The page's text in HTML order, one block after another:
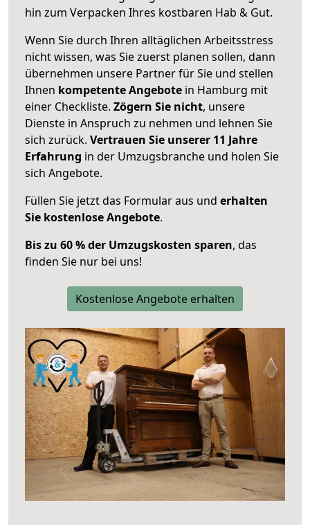
hin zum Verpacken Ihres kostbaren Hab & Gut.
Wenn Sie durch Ihren alltäglichen Arbeitsstress
nicht wissen, was Sie zuerst planen sollen, dann
übernehmen unsere Partner für Sie und stellen
Ihnen kompetente Angebote in Hamburg mit
einer Checkliste. Zögern Sie nicht, unsere
Dienste in Anspruch zu nehmen und lehnen Sie
sich zurück. Vertrauen Sie unserer 11 Jahre
Erfahrung in der Umzugsbranche und holen Sie
sich Angebote.
Füllen Sie jetzt das Formular aus und erhalten
Sie kostenlose Angebote.
Bis zu 60 % der Umzugskosten sparen, das
finden Sie nur bei uns!
Kostenlose Angebote erhalten